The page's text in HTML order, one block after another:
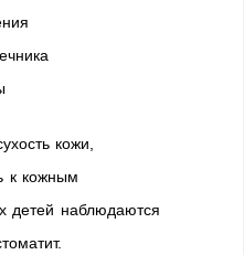
кожи,
к кожным
детей наблюдаются